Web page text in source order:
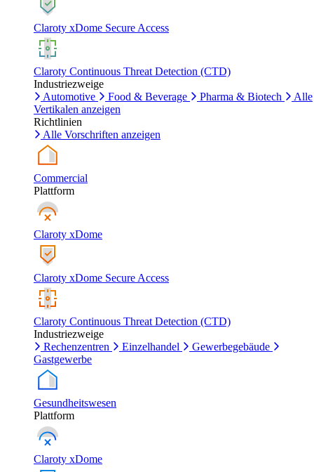
Claroty xDome Secure Access
Claroty Continuous Threat Detection (CTD)
Industriezweige
Automotive
Food & Beverage Pharma & Biotech
Alle
Vertikalen anzeigen
Richtlinien
Alle Vorschriften anzeigen
Commercial
Plattform
Claroty xDome
Claroty xDome Secure Access
Claroty Continuous Threat Detection (CTD)
Industriezweige
Rechenzentren
Einzelhandel
Gewerbegebäude
Gastgewerbe
Gesundheitswesen
Plattform
Claroty xDome